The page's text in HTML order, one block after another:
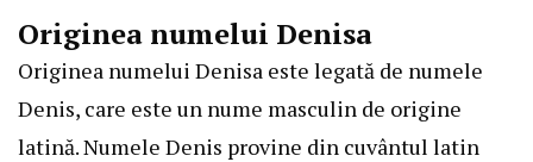
Originea numelui Denisa
Originea numelui Denisa este legată de numele
Denis, care este un nume masculin de origine
latină. Numele Denis provine din cuvântul latin